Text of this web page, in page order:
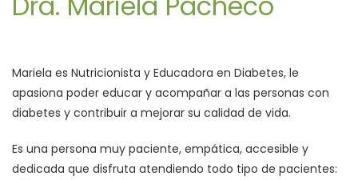
Mariela es Nutricionista y Educadora en Diabetes, le
apasiona poder educar y acompañar a las personas con
diabetes y contribuir a mejorar su calidad de vida.
Es una persona muy paciente, empática, accesible y
dedicada que disfruta atendiendo todo tipo de pacientes: